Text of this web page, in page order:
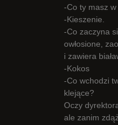
-Co ty masz
-Kieszenie.
-Co zaczyna
owłosione,
i zawiera
-Kokos
-Co wchodzi
klejące?
Oczy
ale zanim